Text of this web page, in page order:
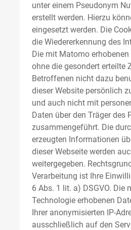
unter einem Pseudonym
erstellt werden. Hierzu
eingesetzt werden. Die
die Wiedererkennung des
Die mit Matomo erhobenen
ohne die gesondert erteilte
Betroffenen nicht dazu
dieser Website persönlich
und auch nicht mit
Daten über den Träger des
zusammengeführt. Die
erzeugten Informationen
dieser Webseite werden
weitergegeben.
Verarbeitung ist Ihre
6 Abs. 1 lit. a) DSGVO. Die
Technologie erhobenen
Ihrer anonymisierten IP-
ausschließlich auf den